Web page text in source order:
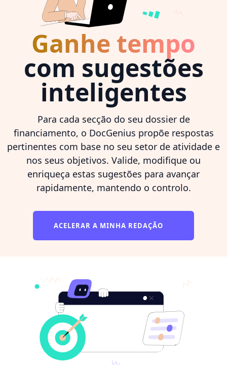
Ganhe tempo
com sugestões
inteligentes
Para cada secção do seu dossier de
financiamento, o DocGenius propõe respostas
pertinentes com base no seu setor de atividade e
nos seus objetivos. Valide, modifique ou
enriqueça estas sugestões para avançar
rapidamente, mantendo o controlo.
ACELERAR A MINHA REDAÇÃO